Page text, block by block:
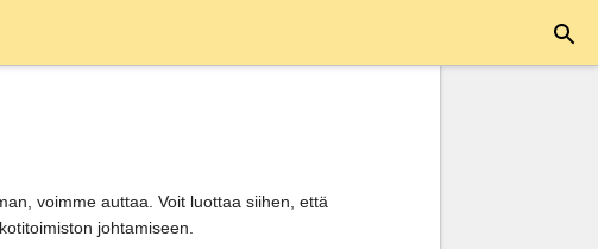
voimme auttaa. Voit luottaa siihen, että
johtamiseen.